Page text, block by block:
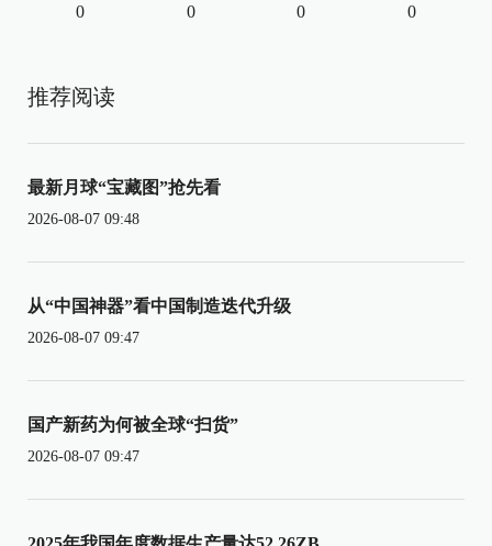
0 0 0 0
推荐阅读
最新月球“宝藏图”抢先看
2026-08-07 09:48
从“中国神器”看中国制造迭代升级
2026-08-07 09:47
国产新药为何被全球“扫货”
2026-08-07 09:47